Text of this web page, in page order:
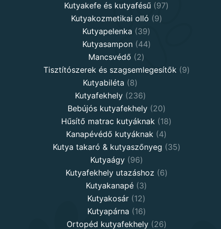
Kutyakefe és kutyafésű 9797
Kutyakozmetikai olló 99
Kutyapelenka 3939
products
Kutyasampon 4444
Mancsvédő 22
products
Tisztítószerek és szagsemlegesítők 99
Kutyabiléta 88
products
Kutyafekhely 236236
products
Bebújós kutyafekhely 2020
products
Hűsítő matrac kutyáknak 1818
Kanapévédő kutyáknak 44
products
Kutya takaró & kutyaszőnyeg 3535
Kutyaágy 9696
products
Kutyafekhely utazáshoz 66
Kutyakanapé 33
products
Kutyakosár 1212
products
Kutyapárna 1616
products
Ortopéd kutyafekhely 2626